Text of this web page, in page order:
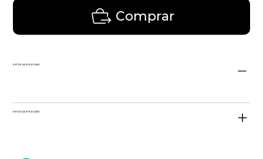
Comprar
ENTREGA EM 20 DIAS
ENTREGA EM 20 DIAS